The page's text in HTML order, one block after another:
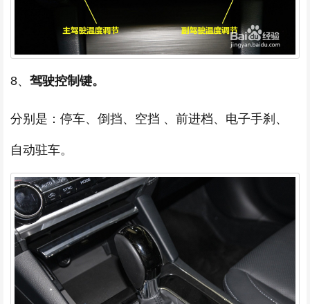
8、 驾驶控制键。
分别是：停车、倒挡、空挡 、前进档、电子手刹、
自动驻车。